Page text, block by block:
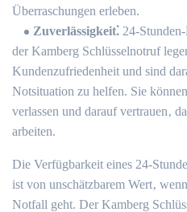
Überraschungen erleben.​
Zuverlässigkeit⁚ 24-
der Kamberg Schlüsselnotruf
Kundenzufriedenheit und sind
Notsituation zu helfen.​ Sie
verlassen und darauf vertrauen‚
arbeiten.
Die Verfügbarkeit eines 24-
ist von unschätzbarem Wert‚
Notfall geht.​ Der Kamberg